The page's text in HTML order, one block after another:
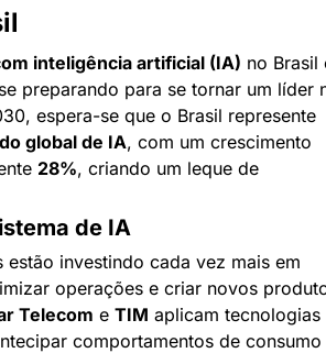
inteligência artificial (IA) no Brasil
preparando para se tornar um líder
espera-se que o Brasil represente
global de IA, com um crescimento
28%, criando um leque de
de IA
operações e criar novos
Telecom e TIM aplicam tecnologias
comportamentos de consumo